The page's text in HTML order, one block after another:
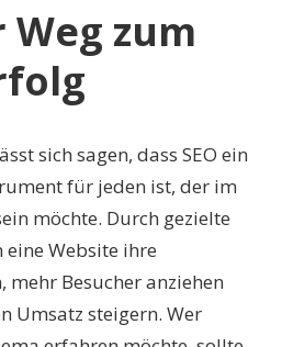
Weg zum
sich sagen, dass SEO ein
für jeden ist, der im
möchte. Durch gezielte
Website ihre
mehr Besucher anziehen
Umsatz steigern. Wer